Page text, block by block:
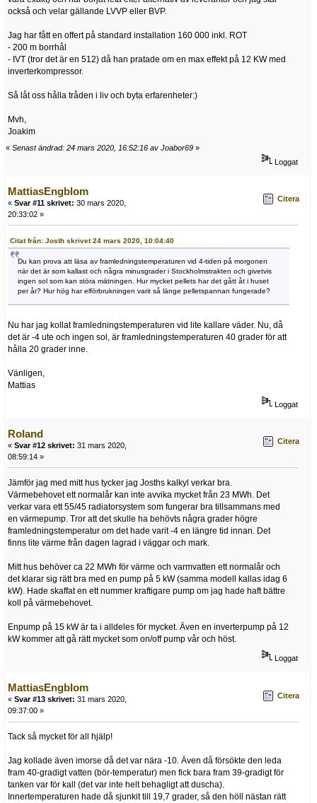
också och velar gällande LVVP eller BVP.
Jag har fått en offert på standard installation 160 000 inkl. ROT
- 200 m borrhål
- IVT (tror det är en 512) då han pratade om en max effekt på 12 KW med
inverterkompressor.
Så låt oss hålla tråden i liv och byta erfarenheter:)
Mvh,
Joakim
« Senast ändrad: 24 mars 2020, 16:52:16 av Joabor69 »
Loggat
MattiasEngblom
« Svar #11 skrivet: 30 mars 2020,
20:33:02 »
Citera
Citat från: Josth skrivet 24 mars 2020, 10:04:40
Du kan prova att läsa av framledningstemperaturen vid 4-tiden på morgonen
när det är som kallast och några minusgrader i Stockholmstrakten och givetvis
ingen sol som kan störa mätningen. Hur mycket pellets har det gått åt i huset
per år? Hur hög har elförbrukningen varit så länge pelletspannan fungerade?
Nu har jag kollat framledningstemperaturen vid lite kallare väder. Nu, då
det är -4 ute och ingen sol, är framledningstemperaturen 40 grader för att
hålla 20 grader inne.
Vänligen,
Mattias
Loggat
Roland
« Svar #12 skrivet: 31 mars 2020,
08:59:14 »
Citera
Jämför jag med mitt hus tycker jag Josths kalkyl verkar bra.
Värmebehovet ett normalår kan inte avvika mycket från 23 MWh. Det
verkar vara ett 55/45 radiatorsystem som fungerar bra tillsammans med
en värmepump. Tror att det skulle ha behövts några grader högre
framledningstemperatur om det hade varit -4 en längre tid innan. Det
finns lite värme från dagen lagrad i väggar och mark.
Mitt hus behöver ca 22 MWh för värme och varmvatten ett normalår och
det klarar sig rätt bra med en pump på 5 kW (samma modell kallas idag 6
kW). Hade skaffat en ett nummer kraftigare pump om jag hade haft bättre
koll på värmebehovet.
Enpump på 15 kW är ta i alldeles för mycket. Även en inverterpump på 12
kW kommer att gå rätt mycket som on/off pump vår och höst.
Loggat
MattiasEngblom
« Svar #13 skrivet: 31 mars 2020,
09:37:00 »
Citera
Tack så mycket för all hjälp!
Jag kollade även imorse då det var nära -10. Även då försökte den leda
fram 40-gradigt vatten (bör-temperatur) men fick bara fram 39-gradigt för
tanken var för kall (det var inte helt behagligt att duscha).
Innertemperaturen hade då sjunkit till 19,7 grader, så den höll nästan rätt